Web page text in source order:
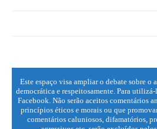
Este espaço visa ampliar o debate sobre o
democrática e respeitosamente. Para
Facebook. Não serão aceitos comentários
princípios éticos e morais ou que
comentários caluniosos, difamatórios,